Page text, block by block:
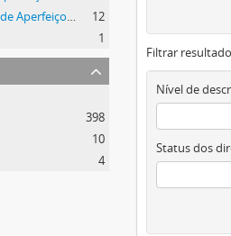
Fundação Coordenação de Aperfeiçoamento de Pessoal de Nível Superior (CAPES)
12
1
398
10
4
Filtrar
Nível de
Status dos